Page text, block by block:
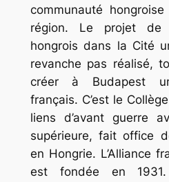
communauté
région. Le projet de
hongrois dans la Cité
revanche pas réalisé,
créer à Budapest
français. C’est le
liens d’avant guerre
supérieure, fait office
en Hongrie. L’Alliance
est fondée en 1931.